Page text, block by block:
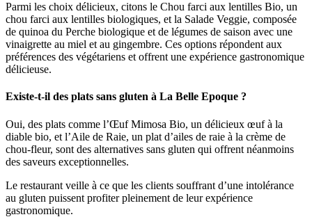
Parmi les choix délicieux, citons le Chou farci aux lentilles Bio, un
chou farci aux lentilles biologiques, et la Salade Veggie, composée
de quinoa du Perche biologique et de légumes de saison avec une
vinaigrette au miel et au gingembre. Ces options répondent aux
préférences des végétariens et offrent une expérience gastronomique
délicieuse.
Existe-t-il des plats sans gluten à La Belle Epoque ?
Oui, des plats comme l’Œuf Mimosa Bio, un délicieux œuf à la
diable bio, et l’Aile de Raie, un plat d’ailes de raie à la crème de
chou-fleur, sont des alternatives sans gluten qui offrent néanmoins
des saveurs exceptionnelles.
Le restaurant veille à ce que les clients souffrant d’une intolérance
au gluten puissent profiter pleinement de leur expérience
gastronomique.